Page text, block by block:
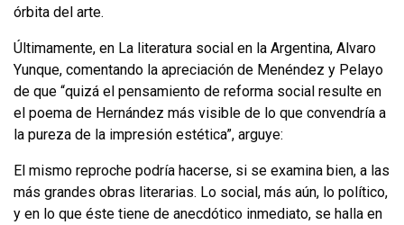
órbita del arte.
Últimamente, en La literatura social en la Argentina, Alvaro
Yunque, co­mentando la apreciación de Menéndez y Pelayo
de que “quizá el pensamiento de reforma social resulte en
el poema de Hernández más visible de lo que conven­dría a
la pureza de la impresión estética”, arguye:
El mismo reproche podría hacerse, si se examina bien, a las
más grandes obras literarias. Lo social, más aún, lo político,
y en lo que éste tiene de anecdótico inme­diato, se halla en